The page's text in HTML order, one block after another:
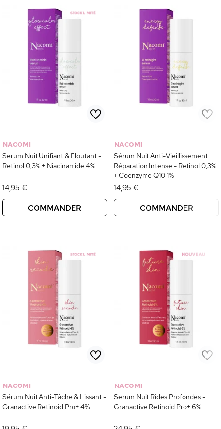
NACOMI
Serum Nuit Unifiant & Floutant -
Retinol 0,3% + Niacinamide 4%
14,95 €
COMMANDER
NACOMI
Sérum Nuit Anti-Vieillissement
Réparation Intense - Retinol 0,3%
+ Coenzyme Q10 1%
14,95 €
COMMANDER
NACOMI
Sérum Nuit Anti-Tâche & Lissant -
Granactive Retinoid Pro+ 4%
NACOMI
Serum Nuit Rides Profondes -
Granactive Retinoid Pro+ 6%